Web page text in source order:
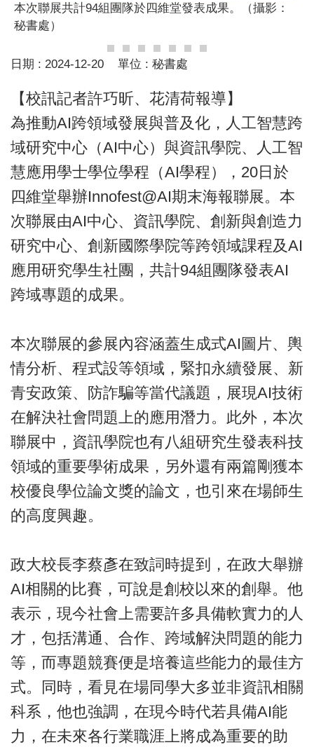
本次聯展共計94組團隊於四維堂發表成果。（攝影：
秘書處）
日期 : 2024-12-20 單位 : 秘書處
【校訊記者許巧昕、花清荷報導】
為推動AI跨領域發展與普及化，人工智慧跨
域研究中心（AI中心）與資訊學院、人工智
慧應用學士學位學程（AI學程），20日於
四維堂舉辦Innofest@AI期末海報聯展。本
次聯展由AI中心、資訊學院、創新與創造力
研究中心、創新國際學院等跨領域課程及AI
應用研究學生社團，共計94組團隊發表AI
跨域專題的成果。
本次聯展的參展內容涵蓋生成式AI圖片、輿
情分析、程式設等領域，緊扣永續發展、新
青安政策、防詐騙等當代議題，展現AI技術
在解決社會問題上的應用潛力。此外，本次
聯展中，資訊學院也有八組研究生發表科技
領域的重要學術成果，另外還有兩篇剛獲本
校優良學位論文獎的論文，也引來在場師生
的高度興趣。
政大校長李蔡彥在致詞時提到，在政大舉辦
AI相關的比賽，可說是創校以來的創舉。他
表示，現今社會上需要許多具備軟實力的人
才，包括溝通、合作、跨域解決問題的能力
等，而專題競賽便是培養這些能力的最佳方
式。同時，看見在場同學大多並非資訊相關
科系，他也強調，在現今時代若具備AI能
力，在未來各行業職涯上將成為重要的助